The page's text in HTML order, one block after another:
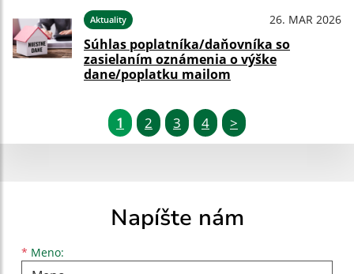
Aktuality 26. MAR 2026
Súhlas poplatníka/daňovníka so
zasielaním oznámenia o výške
dane/poplatku mailom
1 2 3 4 >
Napíšte nám
* Meno:
Meno
Priezvisko
E-mailová adresa